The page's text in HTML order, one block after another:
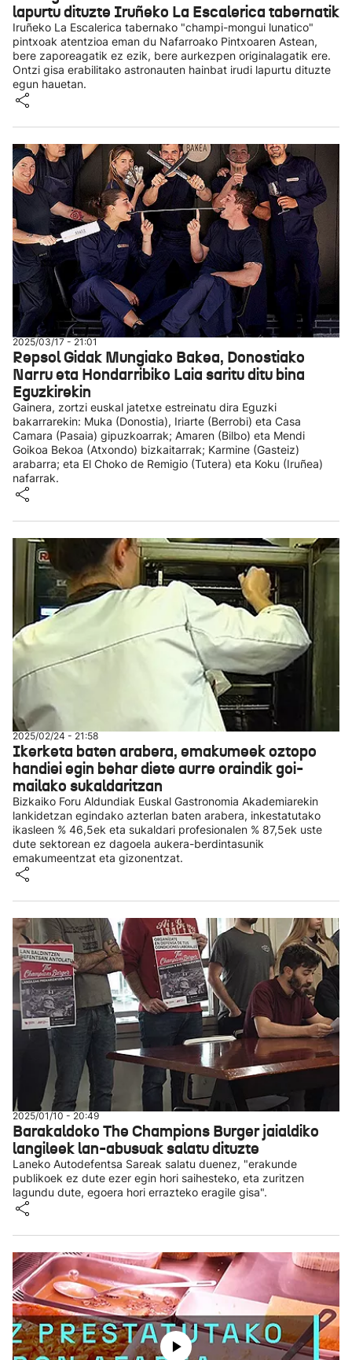
lapurtu dituzte Iruñeko La Escalerica tabernatik
Iruñeko La Escalerica tabernako "champi-mongui lunatico"
pintxoak atentzioa eman du Nafarroako Pintxoaren Astean,
bere zaporeagatik ez ezik, bere aurkezpen originalagatik ere.
Ontzi gisa erabilitako astronauten hainbat irudi lapurtu dituzte
egun hauetan.
2025/03/17 - 21:01
Repsol Gidak Mungiako Bakea, Donostiako
Narru eta Hondarribiko Laia saritu ditu bina
Eguzkirekin
Gainera, zortzi euskal jatetxe estreinatu dira Eguzki
bakarrarekin: Muka (Donostia), Iriarte (Berrobi) eta Casa
Camara (Pasaia) gipuzkoarrak; Amaren (Bilbo) eta Mendi
Goikoa Bekoa (Atxondo) bizkaitarrak; Karmine (Gasteiz)
arabarra; eta El Choko de Remigio (Tutera) eta Koku (Iruñea)
nafarrak.
2025/02/24 - 21:58
Ikerketa baten arabera, emakumeek oztopo
handiei egin behar diete aurre oraindik goi-
mailako sukaldaritzan
Bizkaiko Foru Aldundiak Euskal Gastronomia Akademiarekin
lankidetzan egindako azterlan baten arabera, inkestatutako
ikasleen % 46,5ek eta sukaldari profesionalen % 87,5ek uste
dute sektorean ez dagoela aukera-berdintasunik
emakumeentzat eta gizonentzat.
2025/01/10 - 20:49
Barakaldoko The Champions Burger jaialdiko
langileek lan-abusuak salatu dituzte
Laneko Autodefentsa Sareak salatu duenez, "erakunde
publikoek ez dute ezer egin hori saihesteko, eta zuritzen
lagundu dute, egoera hori errazteko eragile gisa".